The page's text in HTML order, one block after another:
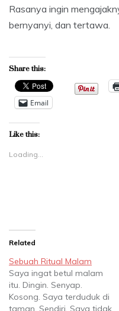
Rasanya ingin
bernyanyi, dan tertawa.
Share this:
Email
Like this:
Loading...
Related
Sebuah Ritual Malam
Saya ingat betul malam
itu. Dingin. Senyap.
Kosong. Saya terduduk di